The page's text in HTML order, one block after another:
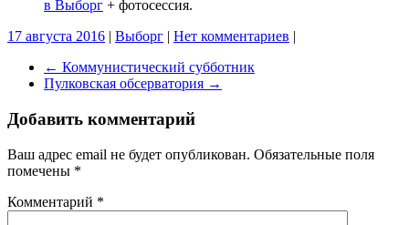
в Выборг + фотосессия.
17 августа 2016 | Выборг | Нет комментариев |
← Коммунистический субботник
Пулковская обсерватория →
Добавить комментарий
Ваш адрес email не будет опубликован. Обязательные поля
помечены *
Комментарий *